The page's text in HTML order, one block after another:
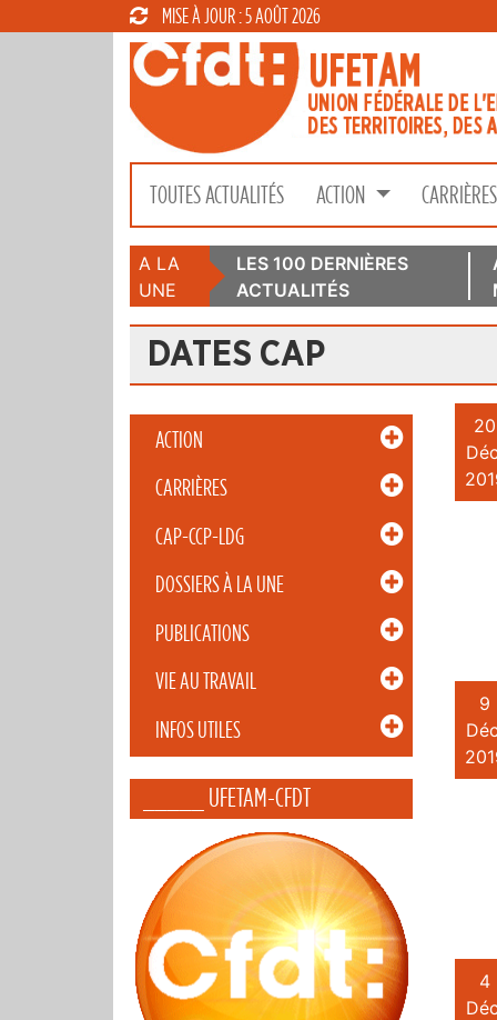
MISE À JOUR : 5 AOÛT 2026
TOUTES ACTUALITÉS ACTION CARRIÈRES
A LA
UNE
LES 100 DERNIÈRES
ACTUALITÉS
DATES CAP
ACTION
CARRIÈRES
CAP-CCP-LDG
DOSSIERS À LA UNE
PUBLICATIONS
VIE AU TRAVAIL
INFOS UTILES
_____ UFETAM-CFDT
20
9
4